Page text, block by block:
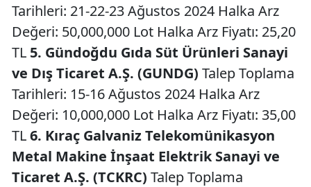
Tarihleri: 21-22-23 Ağustos 2024 Halka Arz
Değeri: 50,000,000 Lot Halka Arz Fiyatı: 25,20
TL 5. Gündoğdu Gıda Süt Ürünleri Sanayi
ve Dış Ticaret A.Ş. (GUNDG) Talep Toplama
Tarihleri: 15-16 Ağustos 2024 Halka Arz
Değeri: 10,000,000 Lot Halka Arz Fiyatı: 35,00
TL6. Kıraç Galvaniz Telekomünikasyon
Metal Makine İnşaat Elektrik Sanayi ve
Ticaret A.Ş. (TCKRC) Talep Toplama